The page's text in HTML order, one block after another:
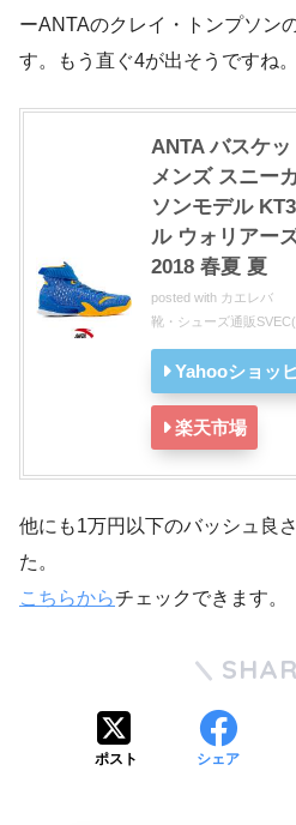
ーANTAのクレイ・トンプソン
す。もう直ぐ4が出そうですね。
ANTA バスケ
メンズ スニー
ソンモデル
ル ウォリアー
2018 春夏 夏
posted with カエレバ
靴・シューズ通販
Yahooショッ
楽天市場
他にも1万円以下のバッシュ良
た。
こちらからチェックできます。
ポスト シェア